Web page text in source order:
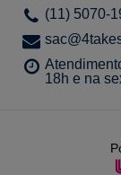
(11) 5070-
18h e na